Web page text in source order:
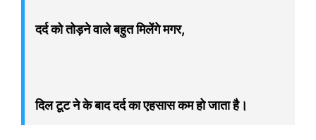
दर्द को तोड़ने वाले बहुत मिलेंगे मगर,
दिल टूट ने के बाद दर्द का एहसास कम हो जाता है।